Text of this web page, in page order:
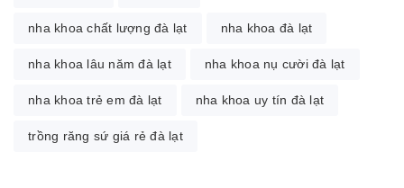
nha khoa chất lượng đà lạt nha khoa đà lạt
nha khoa lâu năm đà lạt nha khoa nụ cười đà lạt
nha khoa trẻ em đà lạt nha khoa uy tín đà lạt
trồng răng sứ giá rẻ đà lạt